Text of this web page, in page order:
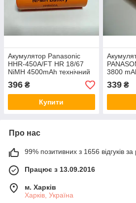
Акумулятор Panasonic
HHR-450A/FT HR 18/67
NiMH 4500mAh технічний
18670 з виведеннями під
паяння
396 ₴
Купити
3800
339₴
Про нас
99% позитивних з 1656 відгуків за
Працює з 13.09.2016
м. Харків
Харків, Україна